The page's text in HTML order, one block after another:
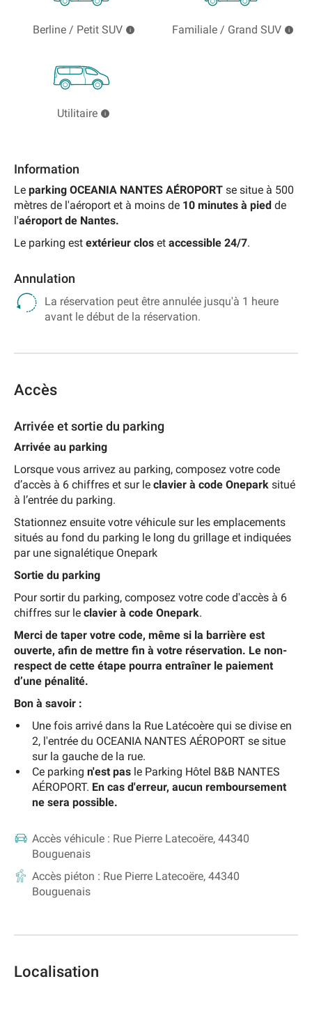
Berline / Petit SUV Familiale / Grand SUV
Utilitaire
Information
Le parking OCEANIA NANTES AÉROPORT se situe à 500
mètres de l'aéroport et à moins de 10 minutes à pied de
l'aéroport de Nantes.
Le parking est extérieur clos et accessible 24/7.
Annulation
La réservation peut être annulée jusqu'à 1 heure
avant le début de la réservation.
Accès
Arrivée et sortie du parking
Arrivée au parking
Lorsque vous arrivez au parking, composez votre code
d’accès à 6 chiffres et sur le clavier à code Onepark situé
à l’entrée du parking.
Stationnez ensuite votre véhicule sur les emplacements
situés au fond du parking le long du grillage et indiquées
par une signalétique Onepark
Sortie du parking
Pour sortir du parking, composez votre code d'accès à 6
chiffres sur le clavier à code Onepark.
Merci de taper votre code, même si la barrière est
ouverte, afin de mettre fin à votre réservation. Le non-
respect de cette étape pourra entraîner le paiement
d’une pénalité.
Bon à savoir :
Une fois arrivé dans la Rue Latécoère qui se divise en
2, l'entrée du OCEANIA NANTES AÉROPORT se situe
sur la gauche de la rue.
Ce parking n'est pas le Parking Hôtel B&B NANTES
AÉROPORT. En cas d'erreur, aucun remboursement
ne sera possible.
Accès véhicule : Rue Pierre Latecoëre, 44340
Bouguenais
Accès piéton : Rue Pierre Latecoëre, 44340
Bouguenais
Localisation